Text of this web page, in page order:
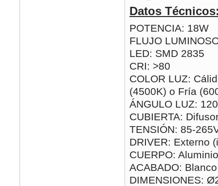
Datos
POTENCIA: 18W
FLUJO
LED: SMD 2835
CRI: >80
COLOR LUZ:
(4500K) o Fría
ÁNGULO LUZ:
CUBIERTA:
TENSIÓN: 85-
DRIVER: Externo
CUERPO: Aluminio
ACABADO: Blanco
DIMENSIONES: